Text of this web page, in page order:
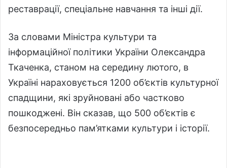
реставрації, спеціальне навчання та інші дії.
За словами Міністра культури та
інформаційної політики України Олександра
Ткаченка, станом на середину лютого, в
Україні нараховується 1200 об’єктів культурної
спадщини, які зруйновані або частково
пошкоджені. Він сказав, що 500 об’єктів є
безпосередньо пам’ятками культури і історії.